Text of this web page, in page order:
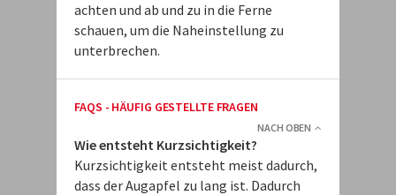
achten und ab und zu in die Ferne
schauen, um die Naheinstellung zu
unterbrechen.
FAQS - HÄUFIG GESTELLTE FRAGEN
NACH OBEN
Wie entsteht Kurzsichtigkeit?
Kurzsichtigkeit entsteht meist dadurch,
dass der Augapfel zu lang ist. Dadurch